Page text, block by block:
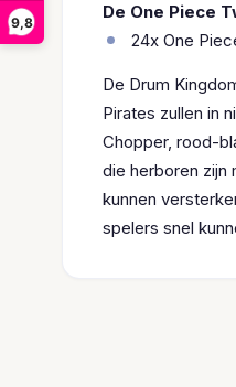
9,8
De One Piece
24x One
De Drum
Pirates zullen in
Chopper, rood-
die herboren
kunnen
spelers snel